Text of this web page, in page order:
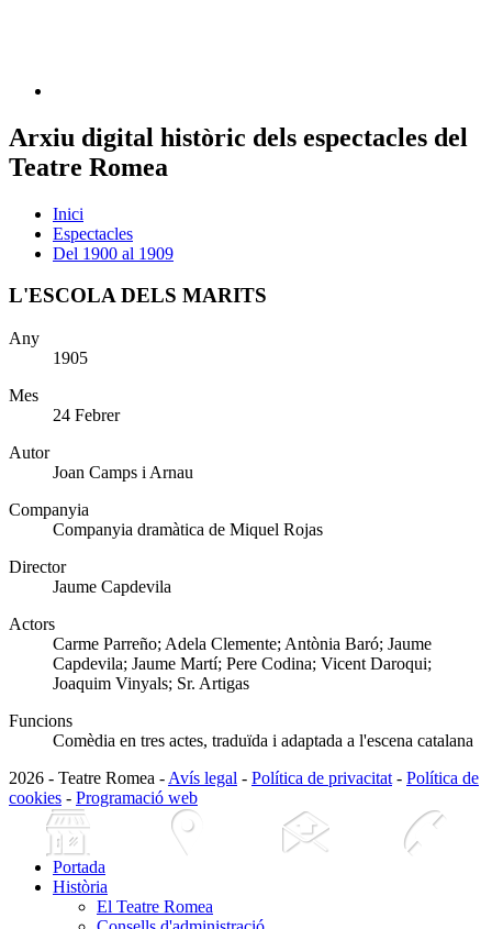
Arxiu digital històric dels espectacles del
Teatre Romea
Inici
Espectacles
Del 1900 al 1909
L'ESCOLA DELS MARITS
Any
1905
Mes
24 Febrer
Autor
Joan Camps i Arnau
Companyia
Companyia dramàtica de Miquel Rojas
Director
Jaume Capdevila
Actors
Carme Parreño; Adela Clemente; Antònia Baró; Jaume
Capdevila; Jaume Martí; Pere Codina; Vicent Daroqui;
Joaquim Vinyals; Sr. Artigas
Funcions
Comèdia en tres actes, traduïda i adaptada a l'escena catalana
2026 - Teatre Romea - Avís legal - Política de privacitat - Política de
cookies - Programació web
Portada
Història
El Teatre Romea